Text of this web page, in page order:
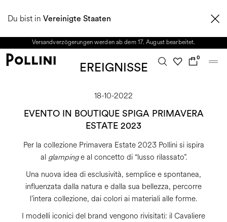
Du bist in Vereinigte Staaten
2026 KOLLEKTION. Vom 8. bis 16. August ist unser Kundenservice nicht
Versandverzögerungen werden ab dem 17. August bearbeitet.
0
EREIGNISSE
18-10-2022
EVENTO IN BOUTIQUE SPIGA PRIMAVERA
ESTATE 2023
Per la collezione Primavera Estate 2023 Pollini si ispira
al glampinge al concetto di “lusso rilassato”.
Una nuova idea di esclusività, semplice e spontanea,
influenzata dalla natura e dalla sua bellezza, percorre
l’intera collezione, dai colori ai materiali alle forme.
I modelli iconici del brand vengono rivisitati: il Cavaliere